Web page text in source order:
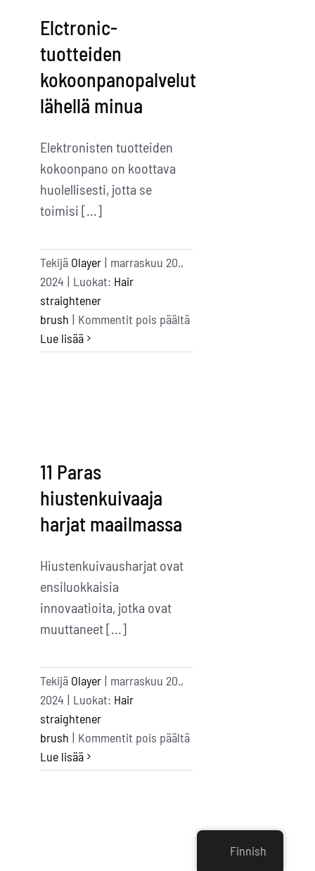
Elctronic-
tuotteiden
kokoonpanopalvelut
lähellä minua
Elektronisten tuotteiden
kokoonpano on koottava
huolellisesti, jotta se
toimisi [...]
Tekijä Olayer | marraskuu 20.,
2024 | Luokat: Hair
straightener
brush | Kommentit pois päältäartikkelissa
Products
Lue lisää
11 Paras
hiustenkuivaaja
harjat maailmassa
Hiustenkuivausharjat ovat
ensiluokkaisia
innovaatioita, jotka ovat
muuttaneet [...]
Tekijä Olayer | marraskuu 20.,
2024 | Luokat: Hair
straightener
brush | Kommentit pois päältäartikkelissa
Best
Brushes
Lue lisää
Finnish